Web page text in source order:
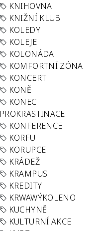
KNIHOVNA
KNIŽNÍ KLUB
KOLEDY
KOLEJE
KOLONÁDA
KOMFORTNÍ ZÓNA
KONCERT
KONĚ
KONEC
PROKRASTINACE
KONFERENCE
KORFU
KORUPCE
KRÁDEŽ
KRAMPUS
KREDITY
KRWAWÝKOLENO
KUCHYNĚ
KULTURNÍ AKCE